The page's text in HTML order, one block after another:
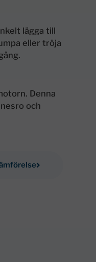
lägga till
eller tröja
Denna
och